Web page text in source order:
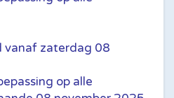
vanaf zaterdag 08
op alle